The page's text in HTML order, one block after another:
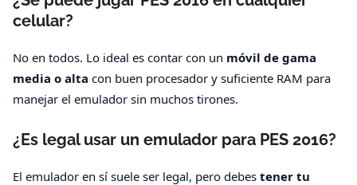
celular?
No en todos. Lo ideal es contar con un móvil de gama
media o alta con buen procesador y suficiente RAM para
manejar el emulador sin muchos tirones.
¿Es legal usar un emulador para PES 2016?
El emulador en sí suele ser legal, pero debes tener tu